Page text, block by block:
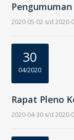
2020-05-02 s/d 2020-
30
04/2020
Rapat Pleno
2020-04-30 s/d 2020-